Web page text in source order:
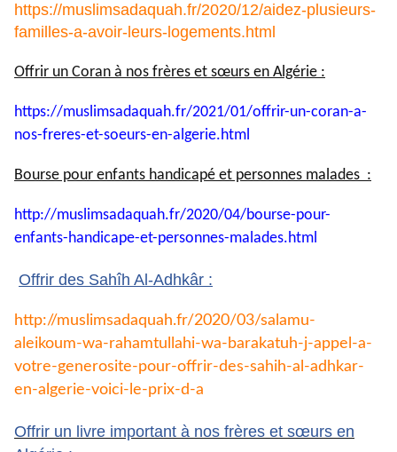
https://muslimsadaquah.fr/2020/12/aidez-plusieurs-
familles-a-avoir-leurs-logements.html
Offrir un Coran à nos frères et sœurs en Algérie :
https://muslimsadaquah.fr/2021/01/offrir-un-coran-a-
nos-freres-et-soeurs-en-algerie.html
Bourse pour enfants handicapé et personnes malades :
http://muslimsadaquah.fr/2020/04/bourse-pour-
enfants-handicape-et-personnes-malades.html
Offrir des Sahîh Al-Adhkâr :
http://muslimsadaquah.fr/2020/03/salamu-
aleikoum-wa-rahamtullahi-wa-barakatuh-j-appel-a-
votre-generosite-pour-offrir-des-sahih-al-adhkar-
en-algerie-voici-le-prix-d-a
Offrir un livre important à nos frères et sœurs en